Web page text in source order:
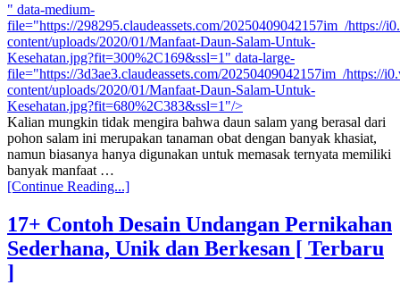
" data-medium-
file="https://298295.claudeassets.com/20250409042157im_/https://
content/uploads/2020/01/Manfaat-Daun-Salam-Untuk-
Kesehatan.jpg?fit=300%2C169&ssl=1" data-large-
file="https://3d3ae3.claudeassets.com/20250409042157im_/https://
content/uploads/2020/01/Manfaat-Daun-Salam-Untuk-
Kesehatan.jpg?fit=680%2C383&ssl=1"/>
Kalian mungkin tidak mengira bahwa daun salam yang berasal dari
pohon salam ini merupakan tanaman obat dengan banyak khasiat,
namun biasanya hanya digunakan untuk memasak ternyata memiliki
banyak manfaat …
[Continue Reading...]
17+ Contoh Desain Undangan Pernikahan
Sederhana, Unik dan Berkesan [ Terbaru
]